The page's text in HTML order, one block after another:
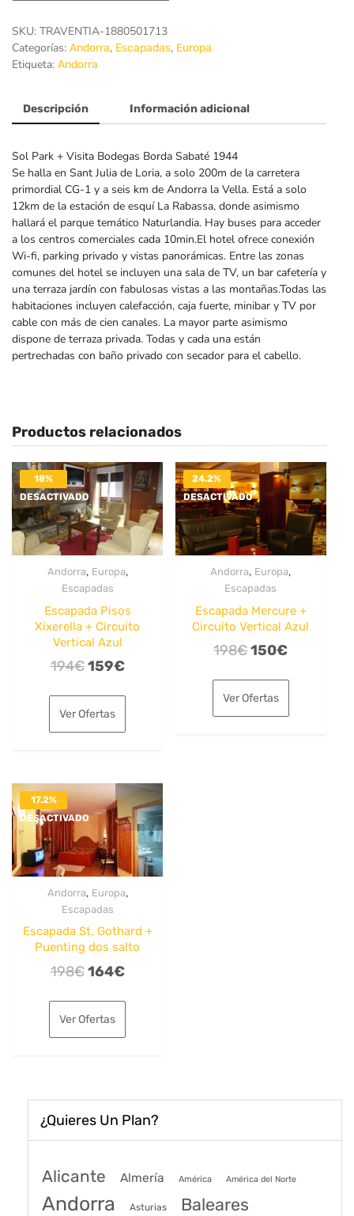
SKU: TRAVENTIA-1880501713
Categorías: Andorra, Escapadas, Europa
Etiqueta: Andorra
Descripción Información adicional
Sol Park + Visita Bodegas Borda Sabaté 1944
Se halla en Sant Julia de Loria, a solo 200m de la carretera
primordial CG-1 y a seis km de Andorra la Vella. Está a solo
12km de la estación de esquí La Rabassa, donde asimismo
hallará el parque temático Naturlandia. Hay buses para acceder
a los centros comerciales cada 10min.El hotel ofrece conexión
Wi-fi, parking privado y vistas panorámicas. Entre las zonas
comunes del hotel se incluyen una sala de TV, un bar cafetería y
una terraza jardín con fabulosas vistas a las montañas.Todas las
habitaciones incluyen calefacción, caja fuerte, minibar y TV por
cable con más de cien canales. La mayor parte asimismo
dispone de terraza privada. Todas y cada una están
pertrechadas con baño privado con secador para el cabello.
Productos relacionados
18%
DESACTIVADO
Andorra, Europa,
Escapadas
Escapada Pisos
Xixerella + Circuito
Vertical Azul
194€ El
original
era:
159€El
es:
Ver Ofertas
24.2%
DESACTIVADO
Andorra, Europa,
Escapadas
Escapada Mercure +
Circuito Vertical Azul
198€El
original
era:
150€El
es:
Ver Ofertas
17.2%
DESACTIVADO
Andorra, Europa,
Escapadas
Escapada St. Gothard +
Puenting dos salto
198€ El
original
era:
164€El
es:
Ver Ofertas
¿Quieres Un Plan?
Alicante Almería América América del Norte
Andorra Asturias Baleares